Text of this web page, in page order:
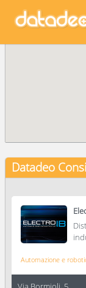
Datadeo
Automazione e